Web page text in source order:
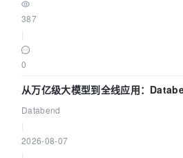
387
0
从万亿级大模型到全线应用：
企业构建全链路 Trace 数据管道
Databend
2026-08-07